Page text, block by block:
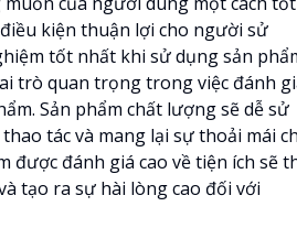
kiện thuận lợi cho người sử
tốt nhất khi sử dụng sản
trò quan trọng trong việc đánh
Sản phẩm chất lượng sẽ dễ sử
tác và mang lại sự thoải mái
được đánh giá cao về tiện ích sẽ
tạo ra sự hài lòng cao đối với